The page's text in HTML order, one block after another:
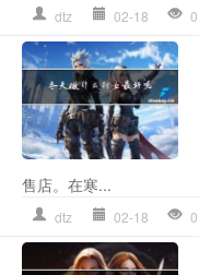
dtz 02-18 0
售店。在寒...
dtz 02-18 0